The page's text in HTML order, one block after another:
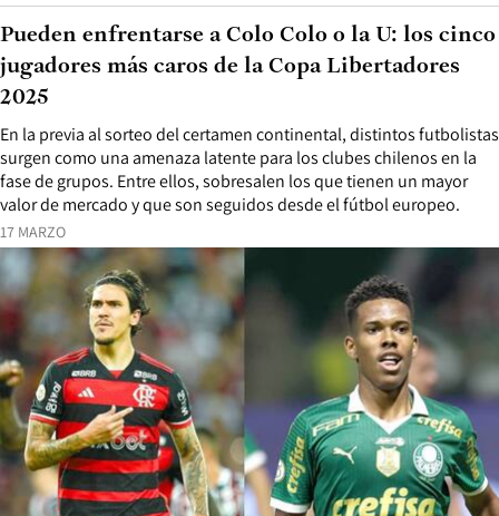
17 MARZO
En la previa al sorteo del certamen continental, distintos futbolistas
surgen como una amenaza latente para los clubes chilenos en la
fase de grupos. Entre ellos, sobresalen los que tienen un mayor
valor de mercado y que son seguidos desde el fútbol europeo.
Pueden enfrentarse a Colo Colo o la U: los cinco
jugadores más caros de la Copa Libertadores
2025